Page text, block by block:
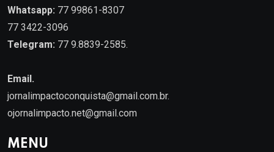
Whatsapp: 77 99861-8307
77 3422-3096
Telegram: 77 9.8839-2585.
Email.
jornalimpactoconquista@gmail.com.br.
ojornalimpacto.net@gmail.com
MENU